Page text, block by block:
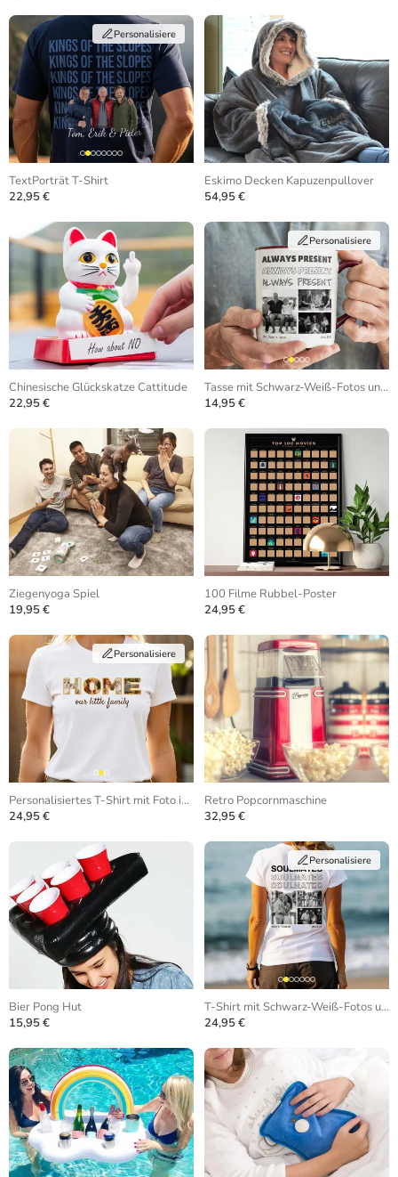
Personalisiere
TextPorträt T-Shirt
22,95 €
Eskimo Decken Kapuzenpullover
54,95 €
Chinesische Glückskatze Cattitude
22,95 €
Personalisiere
Tasse mit Schwarz-Weiß-Fotos und sich wiederholendem Text
14,95 €
Ziegenyoga Spiel
19,95 €
100 Filme Rubbel-Poster
24,95 €
Personalisiere
Personalisiertes T-Shirt mit Foto in Buchstaben
24,95 €
Retro Popcornmaschine
32,95 €
Bier Pong Hut
15,95 €
Personalisiere
T-Shirt mit Schwarz-Weiß-Fotos und sich wiederholendem Text
24,95 €